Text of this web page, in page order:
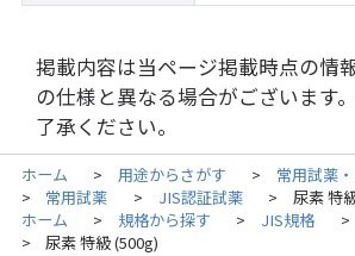
掲載内容は当ページ掲載時点の情
の仕様と異なる場合がございます
了承ください。
ホーム > 用途からさがす > 常用試薬
> 常用試薬 > JIS認証試薬 >
尿素 特
ホーム
> 規格から探す > JIS規格 >
> 尿素 特級 (500g)